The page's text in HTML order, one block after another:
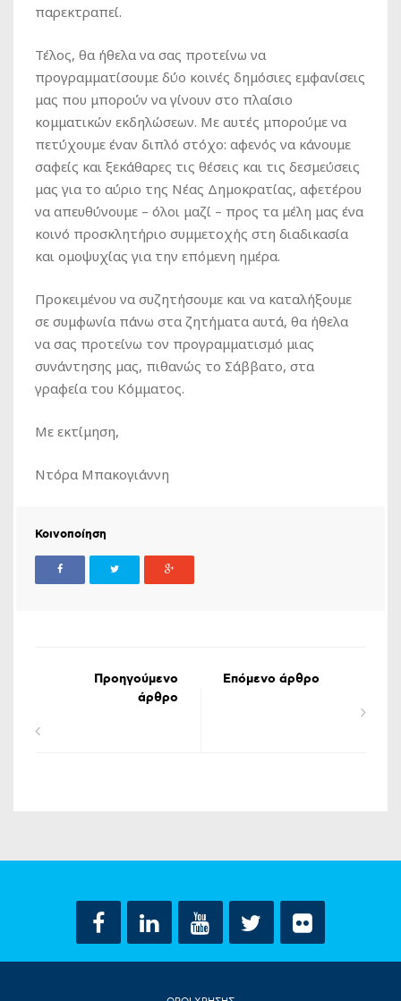
παρεκτραπεί.
Τέλος, θα ήθελα να σας προτείνω να
προγραμματίσουμε δύο κοινές δημόσιες εμφανίσεις
μας που μπορούν να γίνουν στο πλαίσιο
κομματικών εκδηλώσεων. Με αυτές μπορούμε να
πετύχουμε έναν διπλό στόχο: αφενός να κάνουμε
σαφείς και ξεκάθαρες τις θέσεις και τις δεσμεύσεις
μας για το αύριο της Νέας Δημοκρατίας, αφετέρου
να απευθύνουμε – όλοι μαζί – προς τα μέλη μας ένα
κοινό προσκλητήριο συμμετοχής στη διαδικασία
και ομοψυχίας για την επόμενη ημέρα.
Προκειμένου να συζητήσουμε και να καταλήξουμε
σε συμφωνία πάνω στα ζητήματα αυτά, θα ήθελα
να σας προτείνω τον προγραμματισμό μιας
συνάντησης μας, πιθανώς το Σάββατο, στα
γραφεία του Κόμματος.
Με εκτίμηση,
Ντόρα Μπακογιάννη
Κοινοποίηση
Προηγούμενο
άρθρο
Επόμενο άρθρο